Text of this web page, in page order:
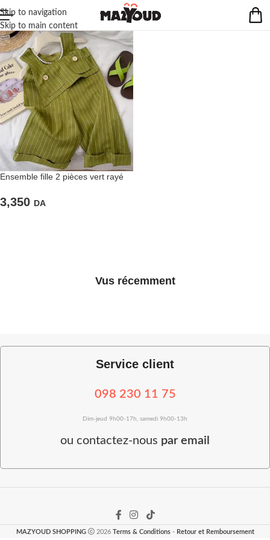
Skip to navigation
Skip to main content
Ensemble fille 2 pièces vert rayé
3,350 DA
Vus récemment
Service client
098 230 11 75
Dim-jeud 9h00-17h, samedi 9h00-13h
ou contactez-nous par email
MAZYOUD SHOPPING 2026 Terms & Conditions - Retour et Remboursement